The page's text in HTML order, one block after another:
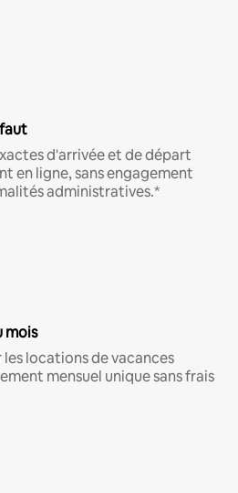
d'arrivée et de départ
en ligne, sans engagement
administratives.*
mois
locations de vacances
mensuel unique sans frais